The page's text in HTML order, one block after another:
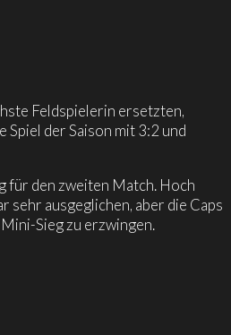
Feldspielerin ersetzten,
der Saison mit 3:2 und
für den zweiten Match. Hoch
sehr ausgeglichen, aber die Caps
Sieg zu erzwingen.